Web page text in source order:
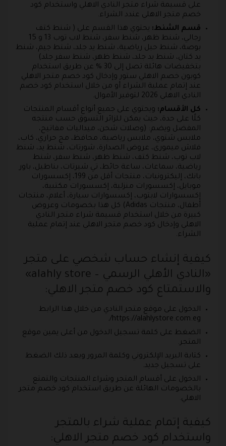
على قسيمة شراء متجر النادي الاهلي واستخدام كود
خصم متجر الاهلي عندد الشراء.
قسم الشنط: يحتوي هذا القسم على ( شنط كتف
رجالي، شنط ظهر، شنط سفر، شنط لاب توب 13 و 15
بوصة، شنط حبل رياضية، شنط يد جلد، شنط جيم، شنط
يد كتان، شنط يد جلد، شنط ظهر، شنط سفر جلد)
بتخفيضات هائلة تصل إلى 30 % عن طريق استخدام
كوبون خصم الاهلي ستور وإدخال كود خصم متجر الاهلي
عند إتمام عملية الشراء أو من خلال استخدام كود خصم
النادي الاهلي 2026 لتوفير الأموال.
كل الأقسام: ويحتوي على جميع أنواع أقسام المنتجات
كلًا على حدة، حيث يمكن للزائر التسوق حسب منتجه
المفضل ويضم: (وصلات شحن، ميداليات مفاتيح،
ملابس شتوي، ملابس رياضية، محافظ، مج حراري، كاب،
فلاش ميمورى، عروض الصدارة، شورتات، شنط يد، شنط
لاب توب، شنط كتف، شنط ظهر، شنط سفر، شنط
رياضية، سماعات، ساعة حائط، تي شيرتات، بناطيل، باور
بانك، إليكترونيات، منتجات أقل من 199، إكسسورات
موبايل، إكسسورات منزلية، إكسسورات مكتبية،
إكسسوارات لابتوب، إكسسوارات سيارة، أعلام، منتجات
أطفال، منتجات Adidas) كل هذا بخصومات وعروض
كبيرة من خلال استخدام قسيمة شراء متجر النادي
الاهلي وإدخال كود خصم متجر الاهلي عند إتمام عملية
الشراء.
كيفية إنشاء حساب شخصي على متجر
«النادي الأهلي الرسمي – alahly store»
والاستمتاع كود خصم متجر الاهلي:
الدخول على موقع متجر النادي من خلال هذا الرابط
https://alahlystore.com.eg/.
الضغط على كلمة تسجيل الدخول من أعلى يمين موقع
المتجر.
كتابة البريد الإلكتروني وكلمة المرور وبعد ذلك الضغط
على تسجيل جديد.
الدخول على أقسام المتجر وشراء المنتجات والتمتع
بالخصومات الهائلة عن طريق استخدام كود خصم متجر
الاهلي.
كيفية إتمام عملية شراء بالمتجر
واستخدام كود خصم متجر الاهلي: